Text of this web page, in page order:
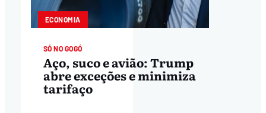
ECONOMIA
SÓ NO GOGÓ
Aço, suco e avião: Trump
abre exceções e minimiza
tarifaço